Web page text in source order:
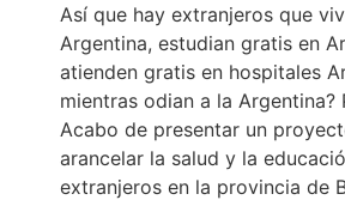
Así que hay extranjeros que
Argentina, estudian gratis en
atienden gratis en hospitales
mientras odian a la Argentina?
Acabo de presentar un
arancelar la salud y la
extranjeros en la provincia de